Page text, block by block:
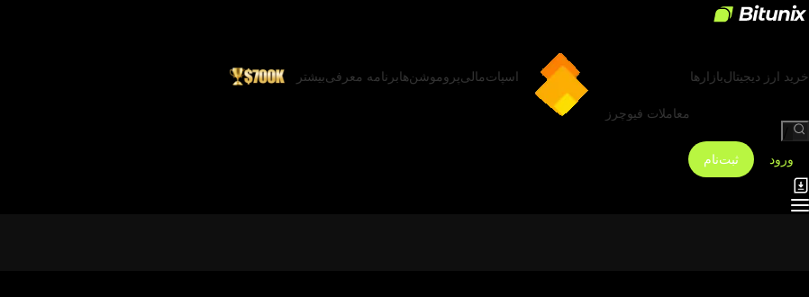
خرید ارز دیجیتالبازارها
معاملات فیوچرز
اسپاتمالیپروموشن‌هابرنامه معرفیبیشتر
ورود
ثبت‌نام